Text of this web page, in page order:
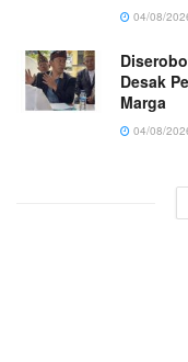
04/08/
Desak
Marga
04/08/